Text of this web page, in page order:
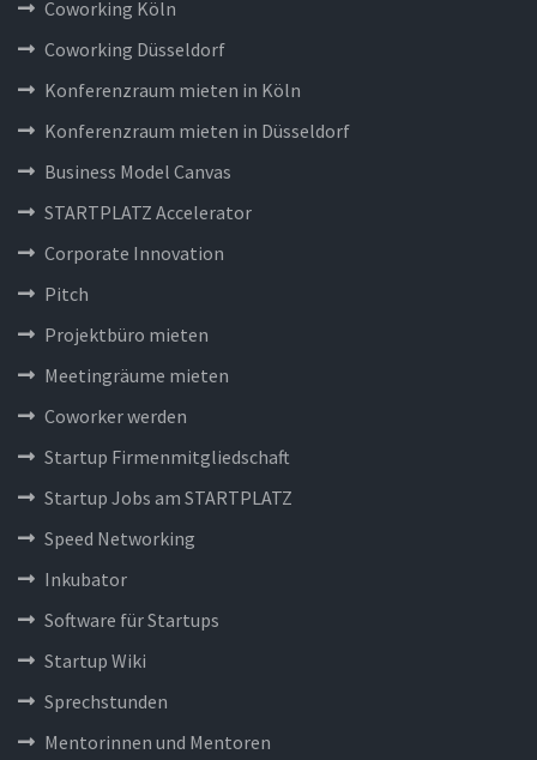
Coworking Köln
Coworking Düsseldorf
Konferenzraum mieten in Köln
Konferenzraum mieten in Düsseldorf
Business Model Canvas
STARTPLATZ Accelerator
Corporate Innovation
Pitch
Projektbüro mieten
Meetingräume mieten
Coworker werden
Startup Firmenmitgliedschaft
Startup Jobs am STARTPLATZ
Speed Networking
Inkubator
Software für Startups
Startup Wiki
Sprechstunden
Mentorinnen und Mentoren